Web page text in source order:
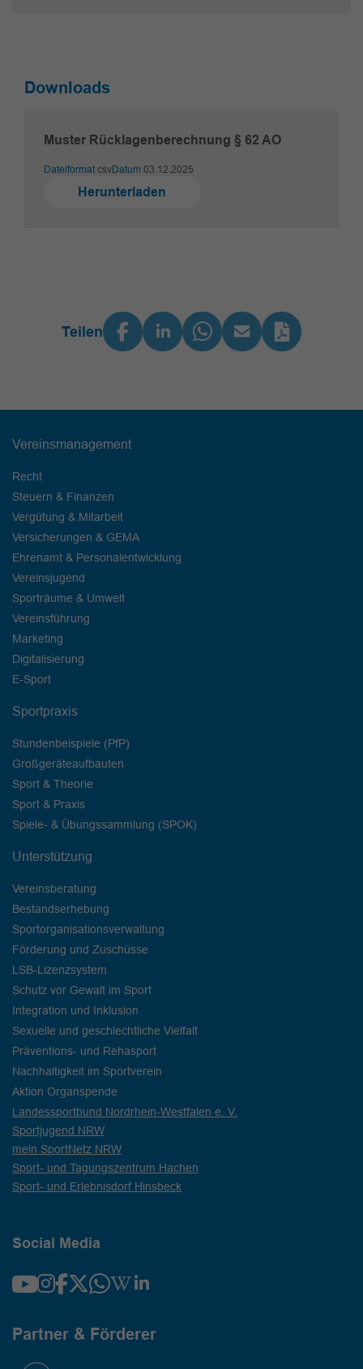
Downloads
Muster Rücklagenberechnung § 62 AO
Dateiformat csvDatum 03.12.2025
Herunterladen
Teilen
Vereinsmanagement
Recht
Steuern & Finanzen
Vergütung & Mitarbeit
Versicherungen & GEMA
Ehrenamt & Personalentwicklung
Vereinsjugend
Sporträume & Umwelt
Vereinsführung
Marketing
Digitalisierung
E-Sport
Sportpraxis
Stundenbeispiele (PfP)
Großgeräteaufbauten
Sport & Theorie
Sport & Praxis
Spiele- & Übungssammlung (SPOK)
Unterstützung
Vereinsberatung
Bestandserhebung
Sportorganisationsverwaltung
Förderung und Zuschüsse
LSB-Lizenzsystem
Schutz vor Gewalt im Sport
Integration und Inklusion
Sexuelle und geschlechtliche Vielfalt
Präventions- und Rehasport
Nachhaltigkeit im Sportverein
Aktion Organspende
Landessportbund Nordrhein-Westfalen e. V.
Sportjugend NRW
mein SportNetz NRW
Sport- und Tagungszentrum Hachen
Sport- und Erlebnisdorf Hinsbeck
Social Media
Partner & Förderer